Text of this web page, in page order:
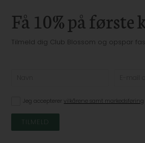
Få 10% på første
Tilmeld dig Club Blossom og opspar
Jeg accepterervilkårene samt markedsføring